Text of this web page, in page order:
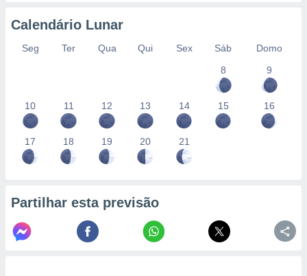
Calendário Lunar
Seg Ter Qua Qui Sex Sáb
Domo
8
9
10 11 12 13 14 15 16
17 18 19 20 21
Partilhar esta previsão